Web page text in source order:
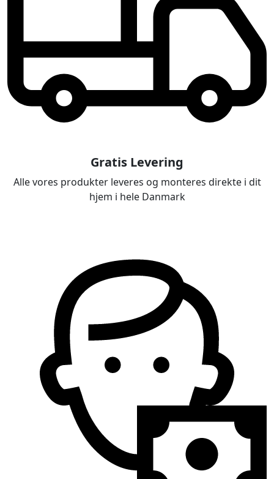
Gratis Levering
Alle vores produkter leveres og monteres direkte i dit
hjem i hele Danmark